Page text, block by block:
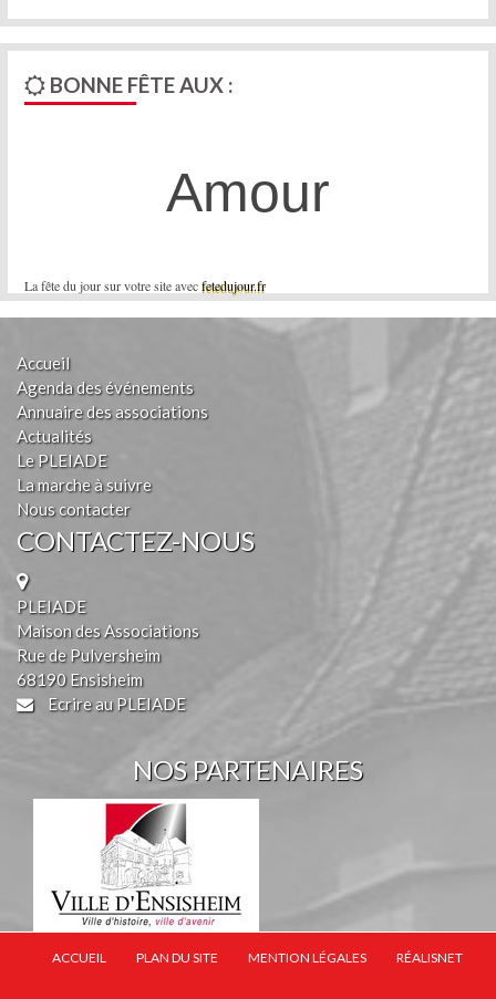
BONNE FÊTE AUX :
La fête du jour sur votre site avecfetedujour.fr
Amour
Accueil
Agenda des événements
Annuaire des associations
Actualités
Le PLEIADE
La marche à suivre
Nous contacter
CONTACTEZ-NOUS
PLEIADE
Maison des Associations
Rue de Pulversheim
68190 Ensisheim
Ecrire au PLEIADE
NOS PARTENAIRES
ACCUEIL PLAN DU SITE MENTION LÉGALES RÉALISNET